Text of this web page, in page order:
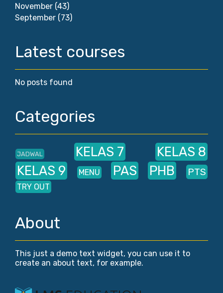
November (43)
September (73)
Latest courses
No posts found
Categories
JADWAL KELAS 7
KELAS 8
KELAS 9
MENU PAS PHB PTS
TRY OUT
About
This just a demo text widget, you can use it to
create an about text, for example.